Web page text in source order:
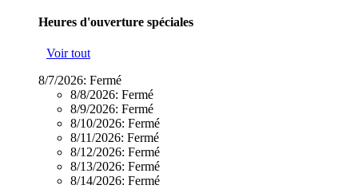
Heures d'ouverture spéciales
Voir tout
8/7/2026: Fermé
8/8/2026: Fermé
8/9/2026: Fermé
8/10/2026: Fermé
8/11/2026: Fermé
8/12/2026: Fermé
8/13/2026: Fermé
8/14/2026: Fermé